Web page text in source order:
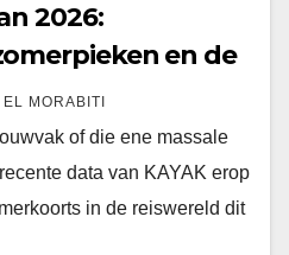
2026:
en de
houdt
MORABITI
of die ene massale
data van KAYAK erop
in de reiswereld dit